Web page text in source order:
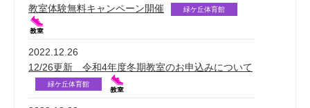
教室体験無料キャンペーン開催
緑ケ丘体育館
2022.12.26
12/26更新 令和4年度冬期教室のお申込みについて
緑ケ丘体育館